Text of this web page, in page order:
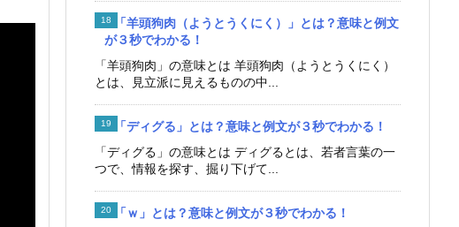
「羊頭狗肉（ようとうくにく）」とは？意味と例文
が３秒でわかる！
「羊頭狗肉」の意味とは 羊頭狗肉（ようとうくにく）
とは、見立派に見えるものの中...
「ディグる」とは？意味と例文が３秒でわかる！
「ディグる」の意味とは ディグるとは、若者言葉の一
つで、情報を探す、掘り下げて...
「ｗ」とは？意味と例文が３秒でわかる！